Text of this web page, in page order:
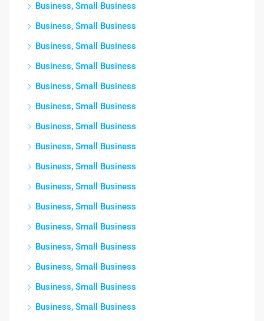
Business, Small Business
Business, Small Business
Business, Small Business
Business, Small Business
Business, Small Business
Business, Small Business
Business, Small Business
Business, Small Business
Business, Small Business
Business, Small Business
Business, Small Business
Business, Small Business
Business, Small Business
Business, Small Business
Business, Small Business
Business, Small Business